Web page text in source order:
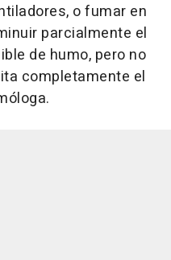
o fumar en
parcialmente el
de humo, pero no
completamente el